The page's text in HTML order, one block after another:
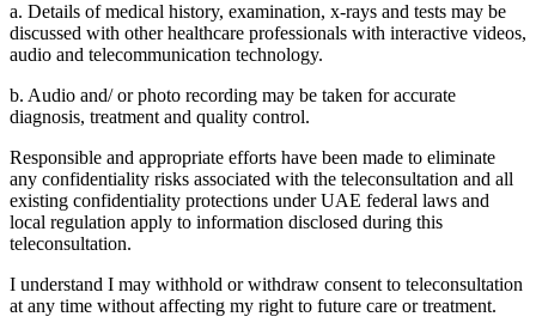
a. Details of medical history, examination, x-rays and tests may be
discussed with other healthcare professionals with interactive videos,
audio and telecommunication technology.
b. Audio and/ or photo recording may be taken for accurate
diagnosis, treatment and quality control.
Responsible and appropriate efforts have been made to eliminate
any confidentiality risks associated with the teleconsultation and all
existing confidentiality protections under UAE federal laws and
local regulation apply to information disclosed during this
teleconsultation.
I understand I may withhold or withdraw consent to teleconsultation
at any time without affecting my right to future care or treatment.